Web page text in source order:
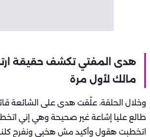
هدى المفتي تكشف حقيقة
مالك لأول مرة
وخلال الحلقة، علّقت هدى على الشائعة
طالع عليا إشاعة غير صحيحة وهي إني
اتخطبت هقول وأكيد مش هخبي ونفرح